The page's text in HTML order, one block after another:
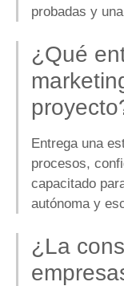
probadas y
¿Qué
Entrega una
procesos,
capacitado
autónoma y
¿La